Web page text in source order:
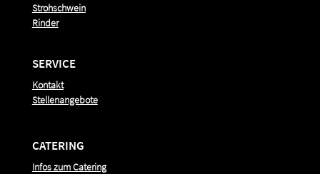
Strohschwein
Rinder
SERVICE
Kontakt
Stellenangebote
CATERING
Infos zum Catering